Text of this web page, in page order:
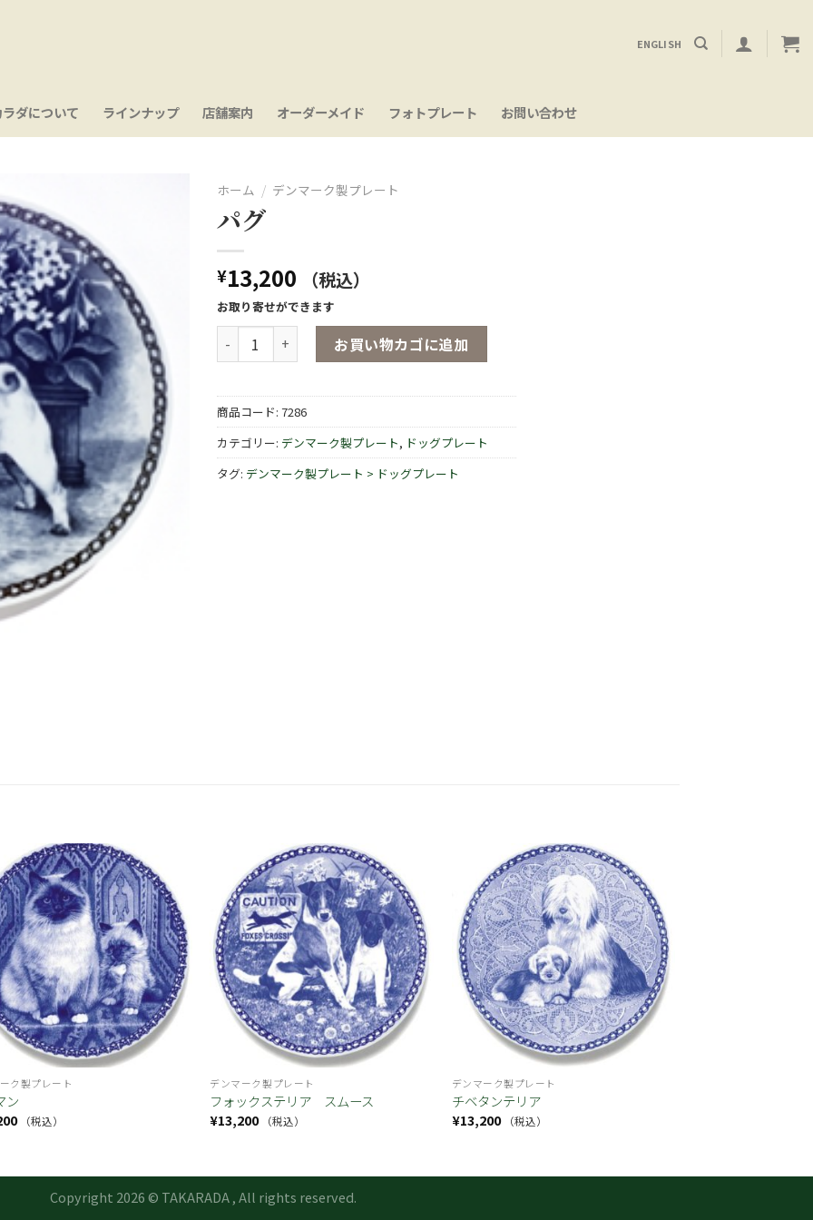
ENGLISH
ダについて ラインナップ 店舗案内 オーダーメイド フォトプレート お問い合わせ
ホーム / デンマーク製プレート
パグ
¥13,200 （税込）
お取り寄せができます
パグ個 お買い物カゴに追加
商品コード: 7286
カテゴリー: デンマーク製プレート, ドッグプレート
タグ: デンマーク製プレート > ドッグプレート
お気
に入
り
ク製プレート
ン
（税込）
お気
に入
り
デンマーク製プレート
フォックステリア スムース
¥13,200 （税込）
お気
に入
り
デンマーク製プレート
チベタンテリア
¥13,200 （税込）
Copyright 2026 © TAKARADA , All rights reserved.